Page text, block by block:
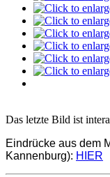
Das letzte Bild ist
Eindrücke aus dem
Kannenburg): HIER